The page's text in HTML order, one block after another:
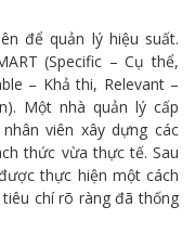
để quản lý hiệu suất.
(Specific – Cụ thể,
– Khả thi, Relevant –
Một nhà quản lý cấp
viên xây dựng các
thức vừa thực tế. Sau
thực hiện một cách
chí rõ ràng đã thống